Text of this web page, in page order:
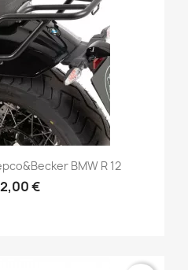
BMW R 12
€